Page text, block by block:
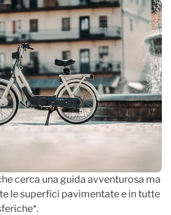
cerca una guida avventurosa ma
le superfici pavimentate e in tutte